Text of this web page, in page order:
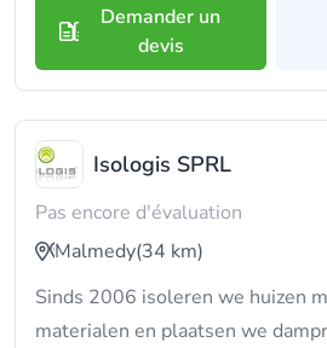
Demander un
devis
Isologis SPRL
Pas encore d'évaluation
Malmedy(34 km)
Sinds 2006 isoleren we huizen
materialen en plaatsen we